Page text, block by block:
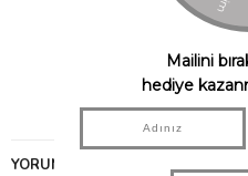
Ultra sessiz ve enerji
Çeşitli cihazlara
gelir. (USB Adaptörü dahil
Boyutlar: 15,2 x 15,2 x
YORUMLAR